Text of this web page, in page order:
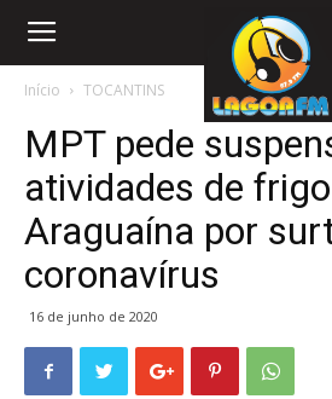
Início TOCANTINS
MPT pede
atividades de
Araguaína por
coronavírus
16 de junho de 2020